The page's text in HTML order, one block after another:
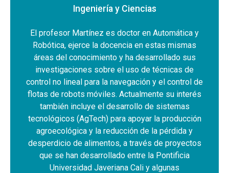
Ingeniería y Ciencias
El profesor Martínez es doctor en Automática y
Robótica, ejerce la docencia en estas mismas
áreas del conocimiento y ha desarrollado sus
investigaciones sobre el uso de técnicas de
control no lineal para la navegación y el control de
flotas de robots móviles. Actualmente su interés
también incluye el desarrollo de sistemas
tecnológicos (AgTech) para apoyar la producción
agroecológica y la reducción de la pérdida y
desperdicio de alimentos, a través de proyectos
que se han desarrollado entre la Pontificia
Universidad Javeriana Cali y algunas